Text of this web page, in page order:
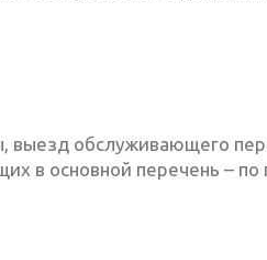
выезд обслуживающего
в основной перечень –